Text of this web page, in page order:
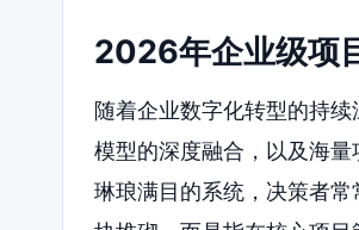
2026年企业级项
随着企业数字化转型的持
模型的深度融合，以及海
琳琅满目的系统，决策者常